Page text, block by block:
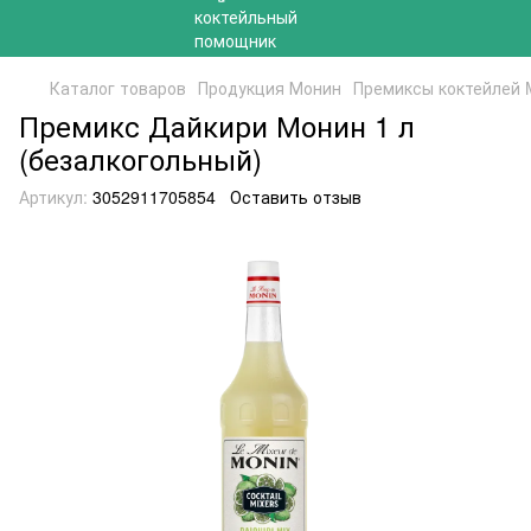
Каталог товаров Продукция Монин Премиксы коктейлей
Премикс Дайкири Монин 1 л
(безалкогольный)
Артикул: 3052911705854 Оставить отзыв